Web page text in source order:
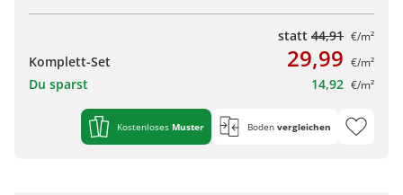
statt 44,91 €/m²
Komplett-Set 29,99 €/m²
Du sparst 14,92 €/m²
Kostenloses Muster Boden vergleichen